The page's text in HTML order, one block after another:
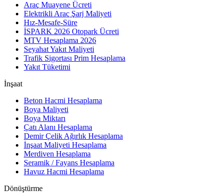
Araç Muayene Ücreti
Elektrikli Araç Şarj Maliyeti
Hız-Mesafe-Süre
İSPARK 2026 Otopark Ücreti
MTV Hesaplama 2026
Seyahat Yakıt Maliyeti
Trafik Sigortası Prim Hesaplama
Yakıt Tüketimi
İnşaat
Beton Hacmi Hesaplama
Boya Maliyeti
Boya Miktarı
Çatı Alanı Hesaplama
Demir Çelik Ağırlık Hesaplama
İnşaat Maliyeti Hesaplama
Merdiven Hesaplama
Seramik / Fayans Hesaplama
Havuz Hacmi Hesaplama
Dönüştürme